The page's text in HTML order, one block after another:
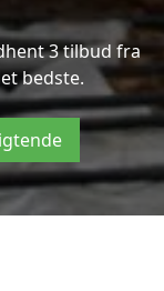
3 tilbud fra
bedste.